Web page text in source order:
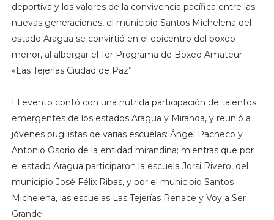
deportiva y los valores de la convivencia pacífica entre las
nuevas generaciones, el municipio Santos Michelena del
estado Aragua se convirtió en el epicentro del boxeo
menor, al albergar el 1er Programa de Boxeo Amateur
«Las Tejerías Ciudad de Paz”.
El evento contó con una nutrida participación de talentos
emergentes de los estados Aragua y Miranda, y reunió a
jóvenes pugilistas de varias escuelas: Ángel Pacheco y
Antonio Osorio de la entidad mirandina; mientras que por
el estado Aragua participaron la escuela Jorsi Rivero, del
municipio José Félix Ribas, y por el municipio Santos
Michelena, las escuelas Las Tejerías Renace y Voy a Ser
Grande.